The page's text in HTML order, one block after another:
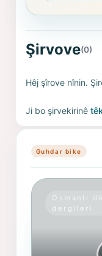
Şirvove(0)
Hêj şîrove nînin.
Ji bo şirvekirinê
Guhdar bike
Osmanlı
dergileri